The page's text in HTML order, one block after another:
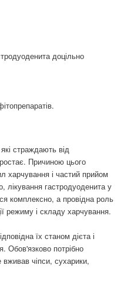
доцільно
які страждають від
Причиною цього
харчування і частий прийом
лікування гастродуоденита у
комплексно, а провідна роль
режиму і складу харчування.
їх станом дієта і
Обов'язково потрібно
чіпси, сухарики,